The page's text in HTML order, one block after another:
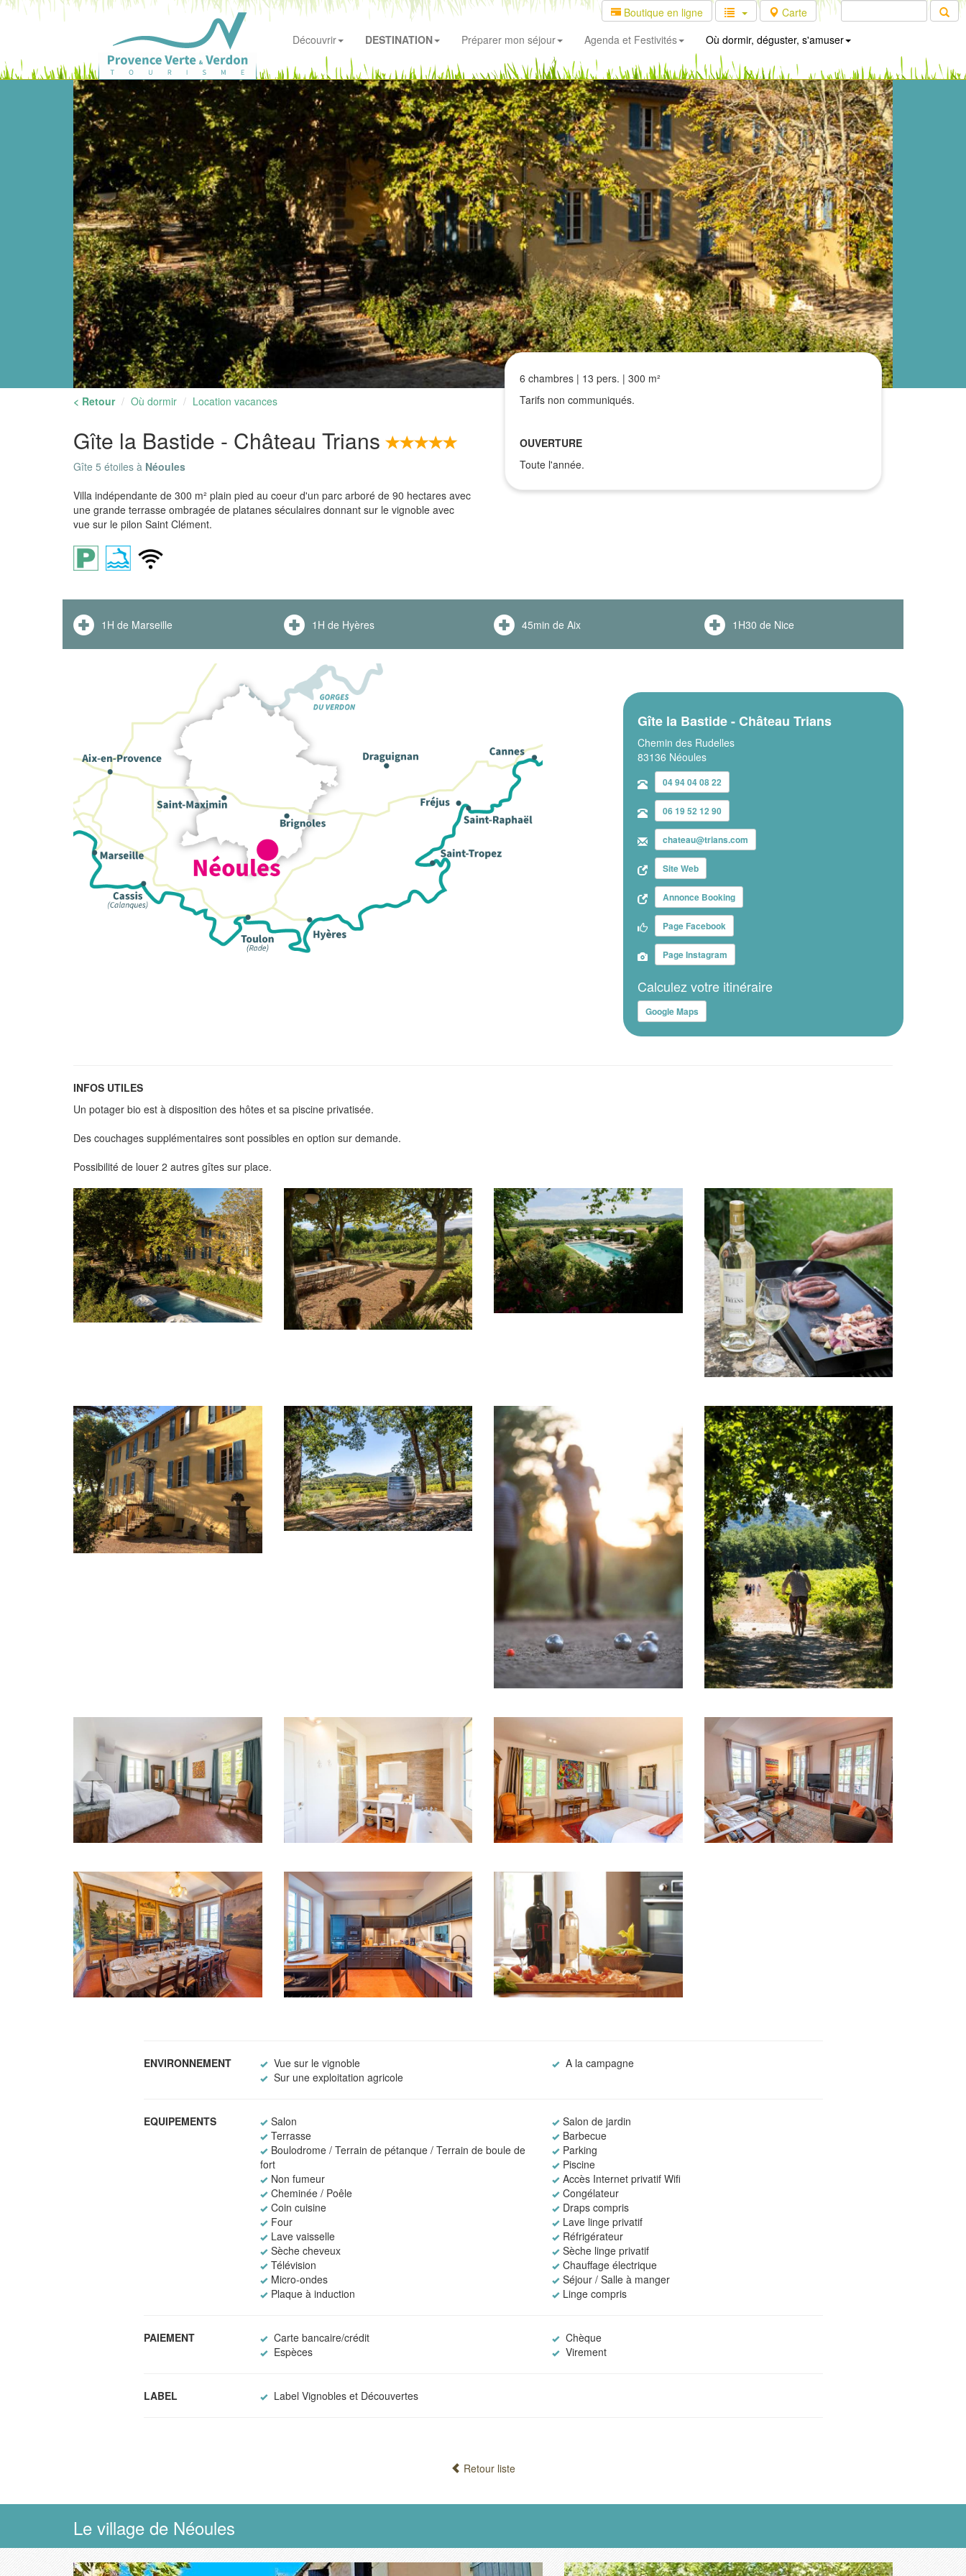
Boutique en ligne
Carte
Découvrir
DESTINATION Préparer mon séjour Agenda et Festivités Où dormir, déguster, s'amuser
< Retour Où dormir Location vacances
Gîte la Bastide - Château Trians
Gîte 5 étoiles à Néoules
Villa indépendante de 300 m² plain pied au coeur d'un parc arboré de 90 hectares avec
une grande terrasse ombragée de platanes séculaires donnant sur le vignoble avec
vue sur le pilon Saint Clément.
6 chambres | 13 pers. | 300 m²
Tarifs non communiqués.
OUVERTURE
Toute l'année.
1H de Marseille 1H de Hyères 45min de Aix 1H30 de Nice
Gîte la Bastide - Château Trians
Chemin des Rudelles
83136 Néoules
04 94 04 08 22
06 19 52 12 90
chateau@trians.com
Site Web
Annonce Booking
Page Facebook
Page Instagram
Calculez votre itinéraire
Google Maps
INFOS UTILES
Un potager bio est à disposition des hôtes et sa piscine privatisée.
Des couchages supplémentaires sont possibles en option sur demande.
Possibilité de louer 2 autres gîtes sur place.
ENVIRONNEMENT Vue sur le vignoble
A la campagne
Sur une exploitation agricole
EQUIPEMENTS Salon
Salon de jardin
Terrasse
Barbecue
Boulodrome / Terrain de pétanque / Terrain de boule de
fort
Parking
Piscine
Non fumeur
Accès Internet privatif Wifi
Cheminée / Poêle
Congélateur
Coin cuisine
Draps compris
Four
Lave linge privatif
Lave vaisselle
Réfrigérateur
Sèche cheveux
Sèche linge privatif
Télévision
Chauffage électrique
Micro-ondes
Séjour / Salle à manger
Plaque à induction
Linge compris
PAIEMENT Carte bancaire/crédit
Chèque
Espèces
Virement
LABEL Label Vignobles et Découvertes
Retour liste
Le village de Néoules